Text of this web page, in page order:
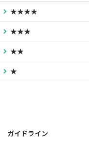
★★★★
★★★
★★
★
ガイドライン